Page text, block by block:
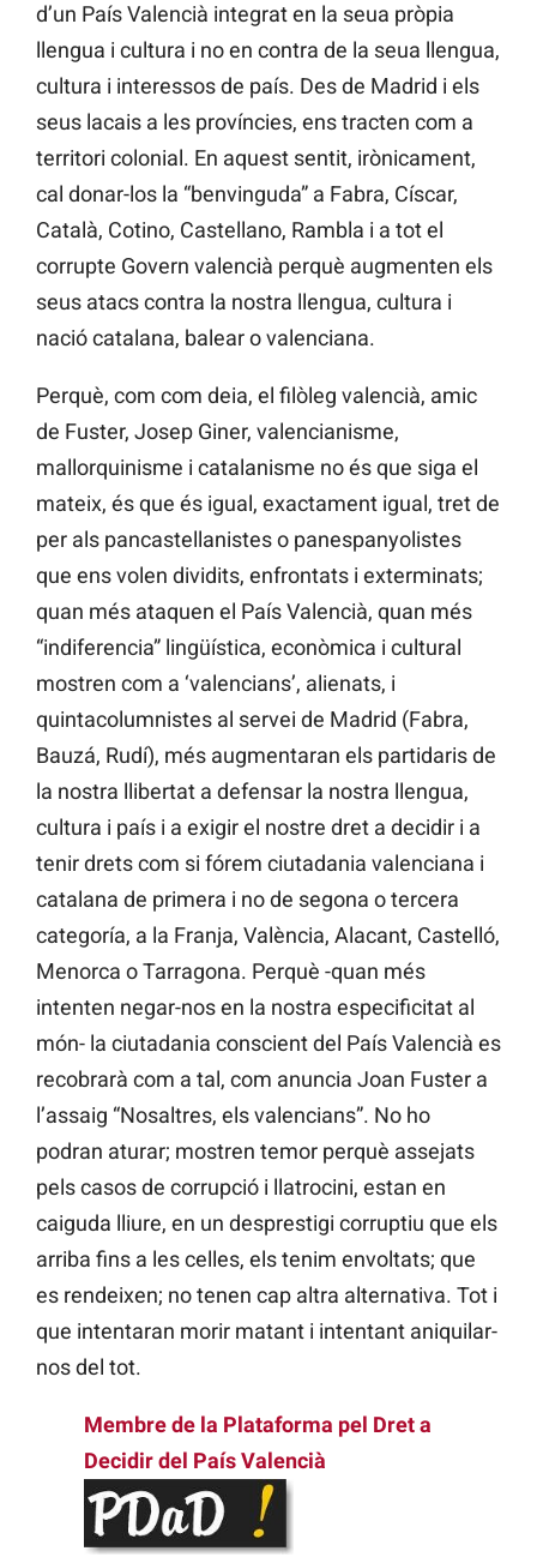
d’un País Valencià integrat en la seua pròpia
llengua i cultura i no en contra de la seua llengua,
cultura i interessos de país. Des de Madrid i els
seus lacais a les províncies, ens tracten com a
territori colonial. En aquest sentit, irònicament,
cal donar-los la “benvinguda” a Fabra, Císcar,
Català, Cotino, Castellano, Rambla i a tot el
corrupte Govern valencià perquè augmenten els
seus atacs contra la nostra llengua, cultura i
nació catalana, balear o valenciana.
Perquè, com com deia, el filòleg valencià, amic
de Fuster, Josep Giner, valencianisme,
mallorquinisme i catalanisme no és que siga el
mateix, és que és igual, exactament igual, tret de
per als pancastellanistes o panespanyolistes
que ens volen dividits, enfrontats i exterminats;
quan més ataquen el País Valencià, quan més
“indiferencia” lingüística, econòmica i cultural
mostren com a ‘valencians’, alienats, i
quintacolumnistes al servei de Madrid (Fabra,
Bauzá, Rudí), més augmentaran els partidaris de
la nostra llibertat a defensar la nostra llengua,
cultura i país i a exigir el nostre dret a decidir i a
tenir drets com si fórem ciutadania valenciana i
catalana de primera i no de segona o tercera
categoría, a la Franja, València, Alacant, Castelló,
Menorca o Tarragona. Perquè -quan més
intenten negar-nos en la nostra especificitat al
món- la ciutadania conscient del País Valencià es
recobrarà com a tal, com anuncia Joan Fuster a
l’assaig “Nosaltres, els valencians”. No ho
podran aturar; mostren temor perquè assejats
pels casos de corrupció i llatrocini, estan en
caiguda lliure, en un desprestigi corruptiu que els
arriba fins a les celles, els tenim envoltats; que
es rendeixen; no tenen cap altra alternativa. Tot i
que intentaran morir matant i intentant aniquilar-
nos del tot.
Membre de la Plataforma pel Dret a
Decidir del País Valencià